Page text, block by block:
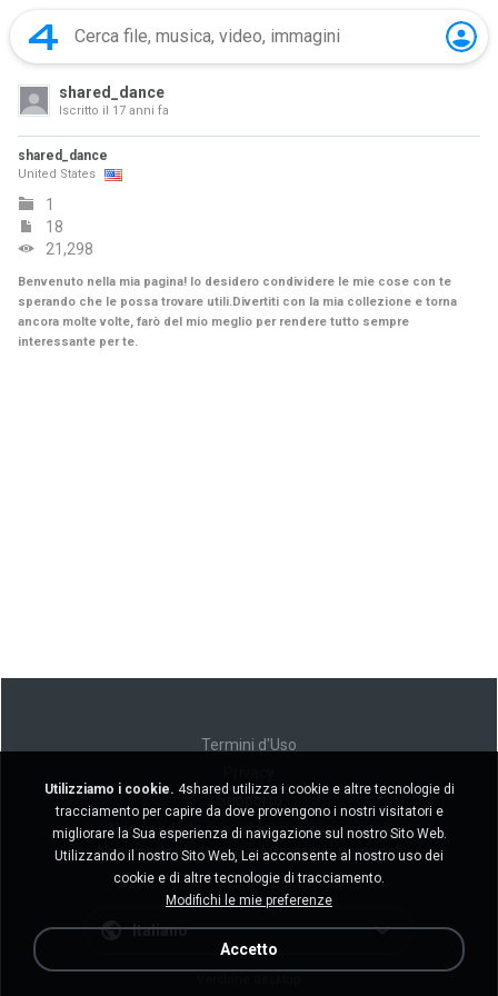
shared_dance
Iscritto il 17 anni fa
shared_dance
United States
1
18
21,298
Benvenuto nella mia pagina! Io desidero condividere le mie cose con te
sperando che le possa trovare utili.Divertiti con la mia collezione e torna
ancora molte volte, farò del mio meglio per rendere tutto sempre
interessante per te.
Termini d'Uso
Non venda le mie informazioni personali
Non condivida le mie informazioni personali
Italiano
Utilizziamo i cookie. 4shared utilizza i cookie e altre tecnologie di
tracciamento per capire da dove provengono i nostri visitatori e
migliorare la Sua esperienza di navigazione sul nostro Sito Web.
Utilizzando il nostro Sito Web, Lei acconsente al nostro uso dei
cookie e di altre tecnologie di tracciamento.
Modifichi le mie preferenze
Accetto